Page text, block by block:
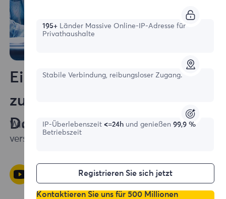
Einblicke von Spezialisten
zum Sammeln öffentlicher
Daten
Wir teilen unser Wissen konsequent über
verschiedene Plattformen hinweg.
195+ Länder Massive Online-IP-Adresse für
Privathaushalte
Stabile Verbindung, reibungsloser Zugang.
IP-Überlebenszeit<=24h und genießen99,9 %
Betriebszeit
Registrieren Sie sich jetzt
Kontaktieren Sie uns für 500 Millionen